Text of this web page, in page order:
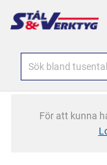
För att kunna